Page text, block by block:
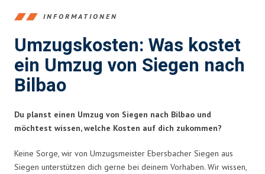
INFORMATIONEN
Umzugskosten: Was kostet
ein Umzug von Siegen nach
Bilbao
Du planst einen Umzug von Siegen nach Bilbao und
möchtest wissen, welche Kosten auf dich zukommen?
Keine Sorge, wir von Umzugsmeister Ebersbacher Siegen aus
Siegen unterstützen dich gerne bei deinem Vorhaben. Wir wissen,